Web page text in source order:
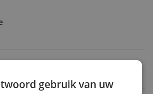
gebruik van uw